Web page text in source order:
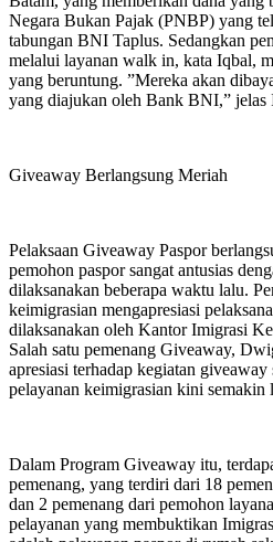
Negara Bukan Pajak (PNBP) yang
tabungan BNI Taplus. Sedangkan
melalui layanan walk in, kata Iqbal,
yang beruntung. ”Mereka akan
yang diajukan oleh Bank BNI,” jelas
Giveaway Berlangsung Meriah
Pelaksaan Giveaway Paspor
pemohon paspor sangat antusias
dilaksanakan beberapa waktu lalu.
keimigrasian mengapresiasi
dilaksanakan oleh Kantor Imigrasi
Salah satu pemenang Giveaway,
apresiasi terhadap kegiatan giveaway
pelayanan keimigrasian kini semakin
Dalam Program Giveaway itu,
pemenang, yang terdiri dari 18
dan 2 pemenang dari pemohon
pelayanan yang membuktikan